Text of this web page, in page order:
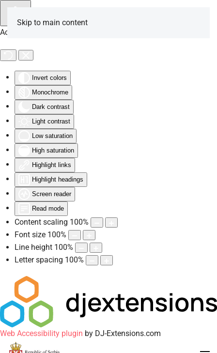
Accessibility Tools
Invert colors
Monochrome
Dark contrast
Light contrast
Low saturation
High saturation
Highlight links
Highlight headings
Screen reader
Read mode
Content scaling 100%
Font size 100%
Line height 100%
Letter spacing 100%
Web Accessibility plugin by DJ-Extensions.com
Skip to main content